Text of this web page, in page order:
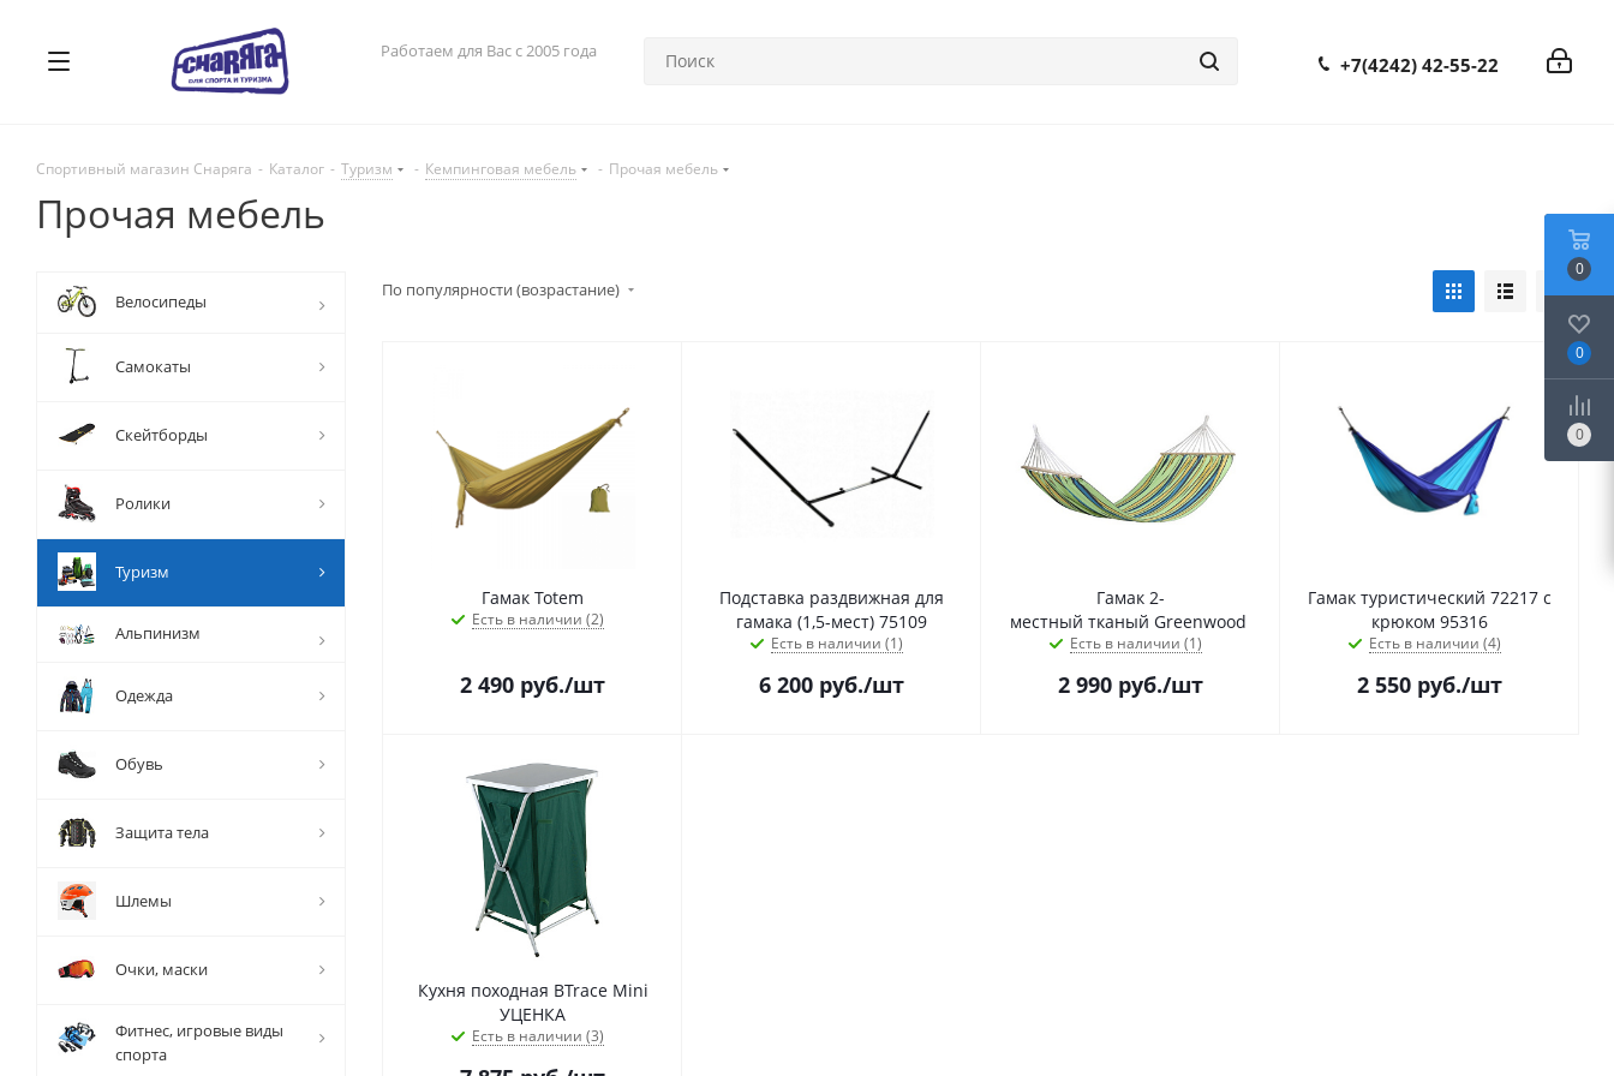
Работаем для Вас с 2005 года
+7(4242) 42-55-22
Спортивный магазин Снаряга - Каталог - Туризм - Кемпинговая мебель - Прочая мебель
Прочая мебель
По популярности (возрастание)
Гамак Totem
Есть в наличии (2)
2 490 руб./шт
Подставка раздвижная для
гамака (1,5-мест) 75109
Есть в наличии (1)
6 200 руб./шт
Гамак 2-
местный тканый Greenwood
Есть в наличии (1)
2 990 руб./шт
Гамак туристический 72217 с
крюком 95316
Есть в наличии (4)
2 550 руб./шт
Кухня походная BTrace Mini
УЦЕНКА
Есть в наличии (3)
Велосипеды
Самокаты
Скейтборды
Ролики
Туризм
Альпинизм
Одежда
Обувь
Защита тела
Шлемы
Очки, маски
Фитнес, игровые виды
спорта
0
0
0